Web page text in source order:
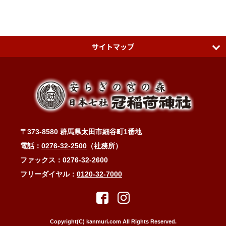
サイトマップ
日本七社 冠稲荷神社
ティアラグリーンパレス
アクセスMAP
冠稲荷神社ブログ
お問い合わせ・ご祈祷予約
縁結びと冠稲荷の木瓜の花
〒373-8580 群馬県太田市細谷町1番地
電話： 0276-32-2500 （社務所）
ファックス：0276-32-2600
フリーダイヤル： 0120-32-7000
Copyright(C) kanmuri.com All Rights Reserved.